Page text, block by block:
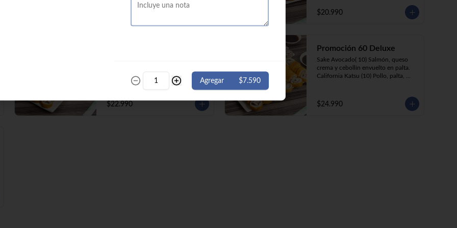
queso crema envuelto en panko.
crema, cebollín, apanado en panko.
crema, cebollín, apanado en panko.
Champi Roll (10) champiñón, queso
$20.990
California Ebi (10) Camarón, queso
crema, cebollín, envuelto en
California Kani (10) Kanikama, queso
crema, cebollín, envuelto en sésamo.
$22.990
Promoción 60 Deluxe
Sake Avocado( 10) Salmón, queso
crema y cebollín envuelto en palta.
California Katsu (10) Pollo, palta,
crema cebollín, envuelto en sésamo.
Katsu Roll (10) Pollo apanado, queso
$24.990
Agregar $7.590